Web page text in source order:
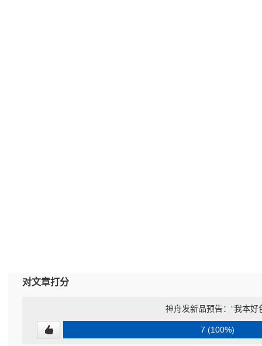
对文章打分
神舟发新品预告：“我本好
7 (100%)